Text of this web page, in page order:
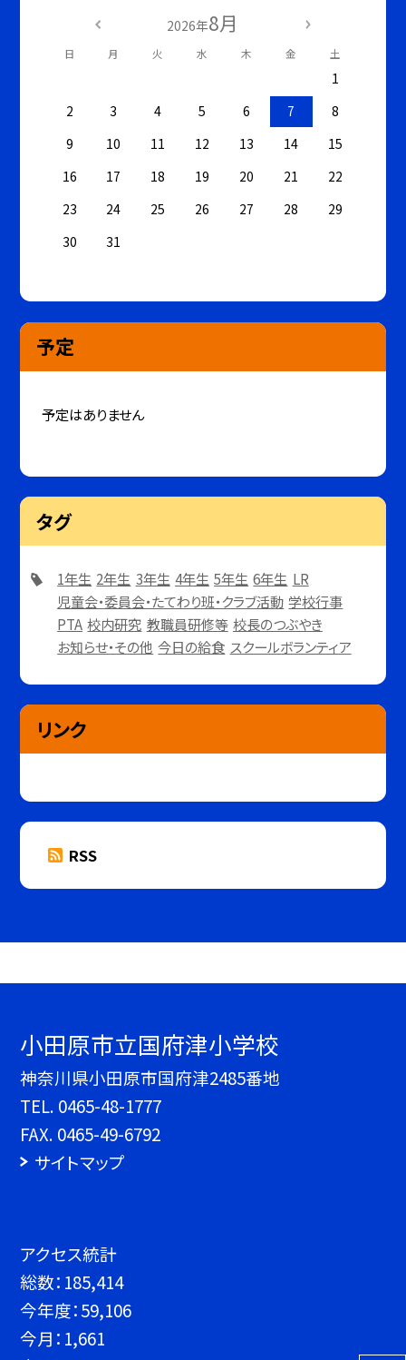
2026年8月
日 月 火 水 木 金 土
1
2
3 4 5 6 7
8
9
10 11 12 13 14
15
16
17 18 19 20 21
22
23
24 25 26 27 28
29
30
31
予定
予定はありません
タグ
1年生 2年生 3年生 4年生 5年生 6年生 LR
児童会・委員会・たてわり班・クラブ活動 学校行事
PTA 校内研究 教職員研修等 校長のつぶやき
お知らせ・その他 今日の給食 スクールボランティア
リンク
RSS
小田原市立国府津小学校
神奈川県小田原市国府津2485番地
TEL. 0465-48-1777
FAX. 0465-49-6792
サイトマップ
アクセス統計
総数： 185,414
今年度：59,106
今月： 1,661